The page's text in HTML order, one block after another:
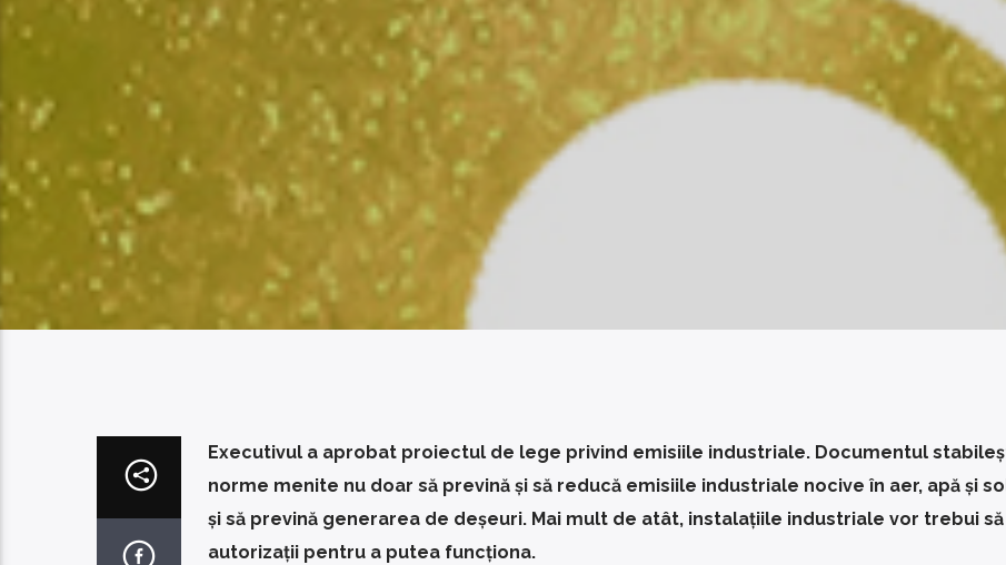
Executivul a aprobat proiectul de lege privind emisiile industriale. Documentul
norme menite nu doar să prevină și să reducă emisiile industriale nocive în aer, apă și
și să prevină generarea de deșeuri. Mai mult de atât, instalațiile industriale vor trebui
autorizații pentru a putea funcționa.